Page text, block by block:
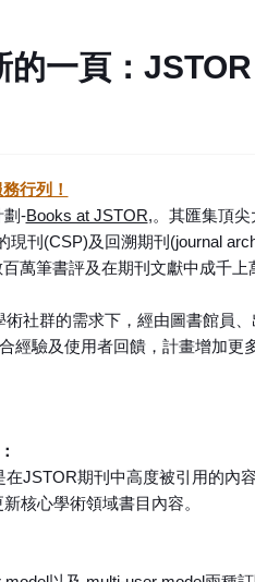
一頁：
行列！
劃-Books at JSTOR,。其匯集頂
現刊(CSP)及回溯期刊(journal
萬筆書評及在期刊文獻中成千上
術社群的需求下，經由圖書館員
經驗及使用者回饋，計畫增加更
JSTOR期刊中高度被引用的內
核心學術領域書目內容。